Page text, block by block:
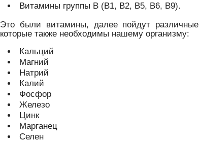
Витамины группы В (В1, В2, В5, В6, В9).
Это были витамины, далее пойдут различные
которые также необходимы нашему организму:
Кальций
Магний
Натрий
Калий
Фосфор
Железо
Цинк
Марганец
Селен